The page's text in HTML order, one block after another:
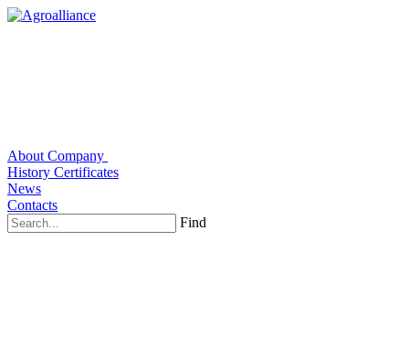
About Company
History Certificates
News
Contacts
Find